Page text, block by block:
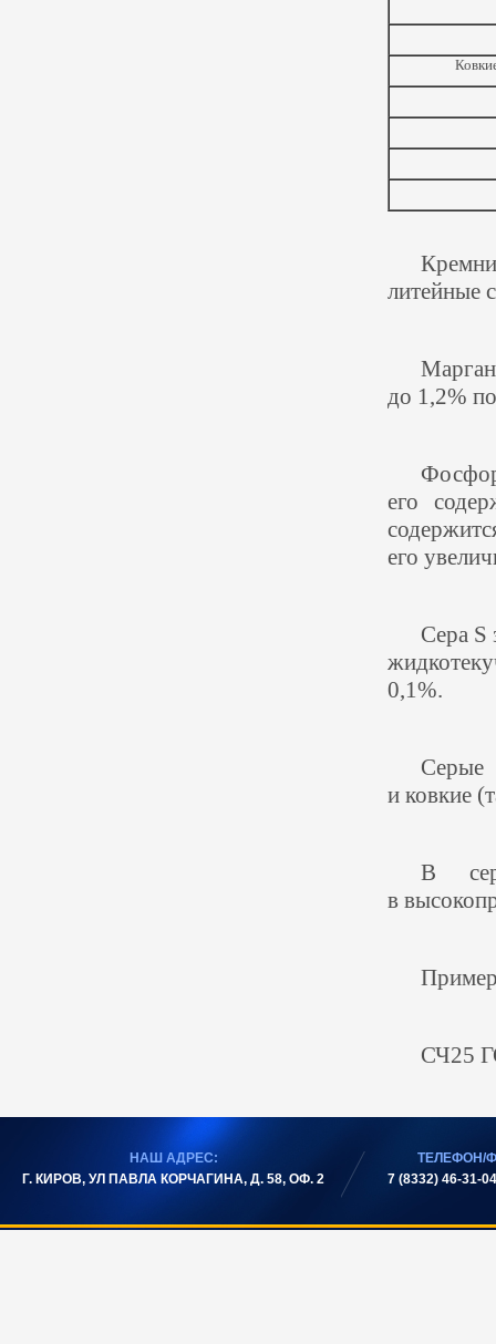
литейные
до 1,2%
его
его
Сера S
0,1%.
Серые
и ковкие (
В
в
СЧ25
НАШ АДРЕС:
Г. КИРОВ, УЛ ПАВЛА КОРЧАГИНА, Д. 58, ОФ. 2
ТЕЛЕФОН/
7 (8332) 46-31-